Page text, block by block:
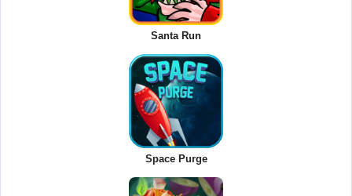
Santa Run
Space Purge